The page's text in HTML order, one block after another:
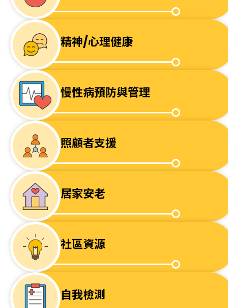
精神/心理健康
慢性病預防與管理
照顧者支援
居家安老
社區資源
自我檢測